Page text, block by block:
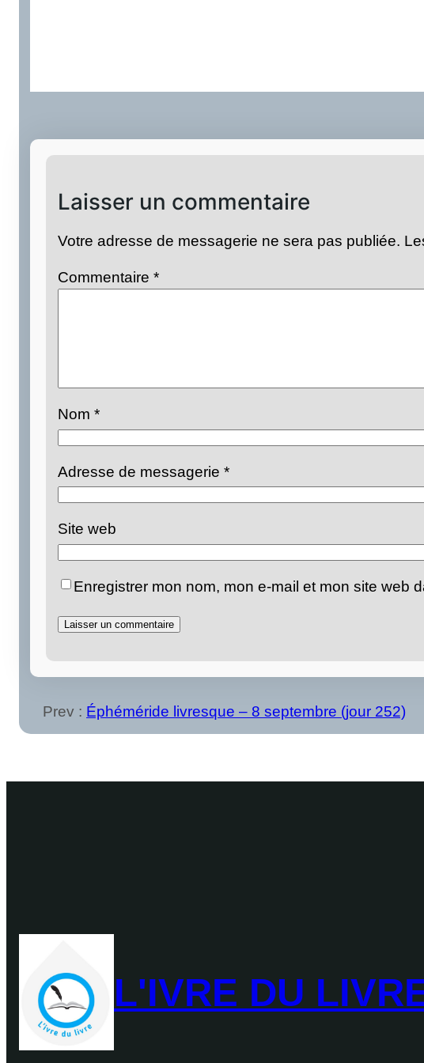
Laisser un commentaire
Votre adresse de messagerie ne sera pas publiée.
Commentaire*
Nom*
Adresse de messagerie*
Site web
Enregistrer mon nom, mon e-mail et mon site web
Prev : Éphéméride livresque – 8 septembre (jour 252)
L'IVRE DU